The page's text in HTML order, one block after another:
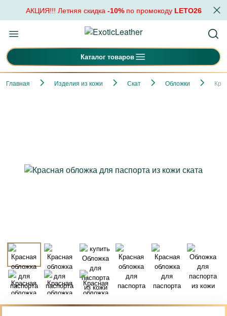
АКЦИЯ!!! Летняя скидка -10%по промокоду LETO26
Каталог товаров
Главная Изделия из кожи Скат Обложки